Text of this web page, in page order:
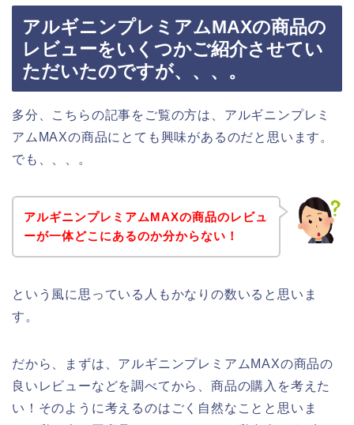
アルギニンプレミアムMAXの商品の
レビューをいくつかご紹介させてい
ただいたのですが、、、。
多分、こちらの記事をご覧の方は、アルギニンプレミ
アムMAXの商品にとても興味があるのだと思います。
でも、、、。
アルギニンプレミアムMAXの商品のレビュ
ーが一体どこにあるのか分からない！
という風に思っている人もかなりの数いると思いま
す。
だから、まずは、アルギニンプレミアムMAXの商品の
良いレビューなどを調べてから、商品の購入を考えた
い！そのように考えるのはごく自然なことと思いま